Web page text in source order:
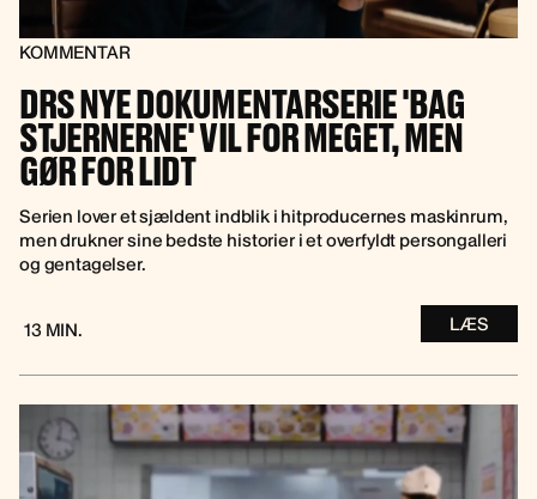
KOMMENTAR
DRS NYE DOKUMENTARSERIE 'BAG
STJERNERNE' VIL FOR MEGET, MEN
GØR FOR LIDT
Serien lover et sjældent indblik i hitproducernes maskinrum,
men drukner sine bedste historier i et overfyldt persongalleri
og gentagelser.
13 MIN. LÆS